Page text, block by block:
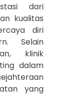
dari
kualitas
diri
Selain
klinik
dalam
yang